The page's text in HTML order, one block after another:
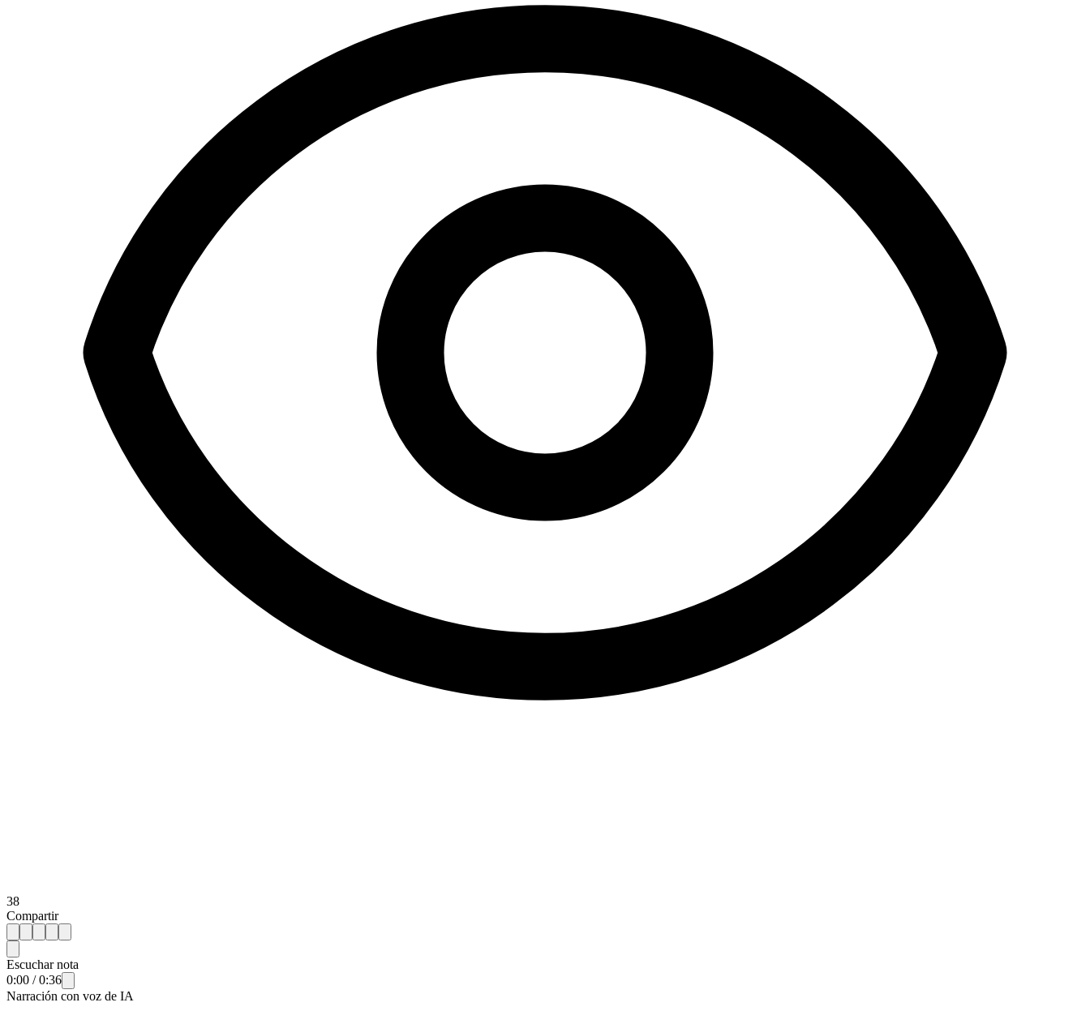
38
Compartir
Escuchar nota
0:00 /0:36
Narración con voz de IA